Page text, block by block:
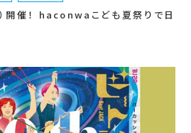
開催！ haconwaこども夏祭りで日